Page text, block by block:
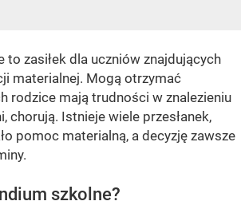
to zasiłek dla uczniów znajdujących
materialnej. Mogą otrzymać
rodzice mają trudności w znalezieniu
chorują. Istnieje wiele przesłanek,
pomoc materialną, a decyzję zawsze
szkolne?